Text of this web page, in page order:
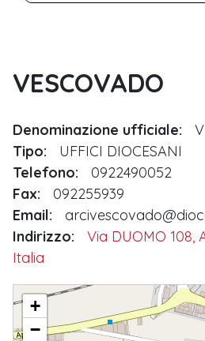
VESCOVADO
Denominazione ufficiale:
Tipo:
UFFICI DIOCESANI
Telefono:
0922490052
Fax:
092255939
Email:
Indirizzo:
Via DUOMO 108,
Italia
VESCOVADO
+
−